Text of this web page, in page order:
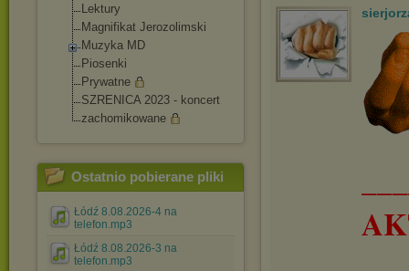
Lektury
Magnifikat Jerozolimski
Muzyka MD
Piosenki
Prywatne
SZRENICA 2023 - koncert
zachomikowane
Ostatnio pobierane pliki
Łódź 8.08.2026-4 na
telefon.mp3
Łódź 8.08.2026-3 na
telefon.mp3